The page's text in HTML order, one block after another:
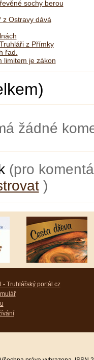
sochy berou
z Ostravy dává
z Přímky
řad.
limitem je zákon
žádné
(pro
)
- Truhlářský portál.cz